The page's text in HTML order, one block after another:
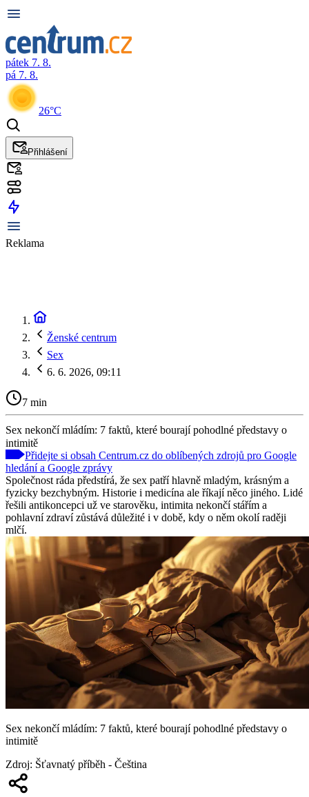
pátek 7. 8.
pá 7. 8.
26°C
Přihlášení
Reklama
Ženské centrum
Sex
6. 6. 2026, 09:11
7 min
Sex nekončí mládím: 7 faktů, které bourají pohodlné představy o
intimitě
Přidejte si obsah Centrum.cz do oblíbených zdrojů pro Google
hledání a Google zprávy
Společnost ráda předstírá, že sex patří hlavně mladým, krásným a
fyzicky bezchybným. Historie i medicína ale říkají něco jiného. Lidé
řešili antikoncepci už ve starověku, intimita nekončí stářím a
pohlavní zdraví zůstává důležité i v době, kdy o něm okolí raději
mlčí.
Sex nekončí mládím: 7 faktů, které bourají pohodlné představy o
intimitě
Zdroj: Šťavnatý příběh - Čeština